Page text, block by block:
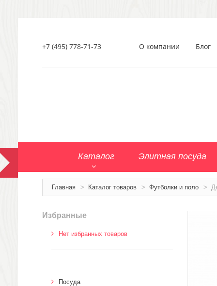
+7 (495) 778-71-73 О компании Блог
Каталог Элитная посуда
Главная > Каталог товаров > Футболки и поло >
Избранные
Нет избранных товаров
Посуда